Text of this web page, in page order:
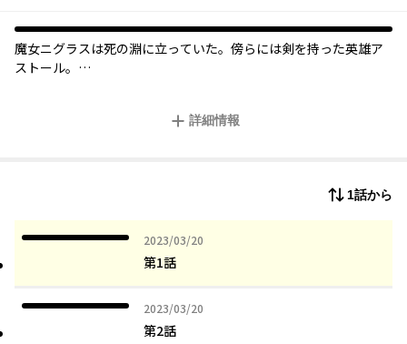
魔女ニグラスは死の淵に立っていた。傍らには剣を持った英雄ア
ストール。
ニグラスが目を覚ますと、横には生まれたばかりの赤ちゃんが泣
赤ちゃんの可愛さに心揺らいでしまったニグラスは、今殺しても
つまらないから、という理由で育てることにするが…！？
詳細情報
1話から
2023/03/20
2023年03月20日
第1話
2023/03/20
2023年03月20日
第2話